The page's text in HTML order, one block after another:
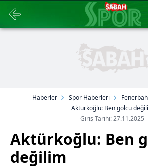
Haberler Spor Haberleri
Aktürkoğlu: Ben golcü
Giriş Tarihi: 27.11.2025
Aktürkoğlu: Ben
değilim